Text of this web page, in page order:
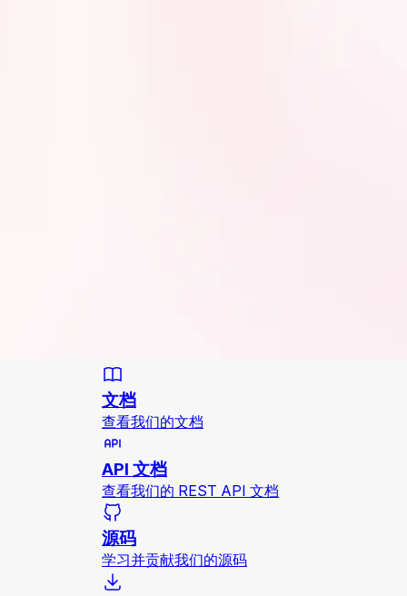
文档
查看我们的文档
API 文档
查看我们的 REST API 文档
源码
学习并贡献我们的源码